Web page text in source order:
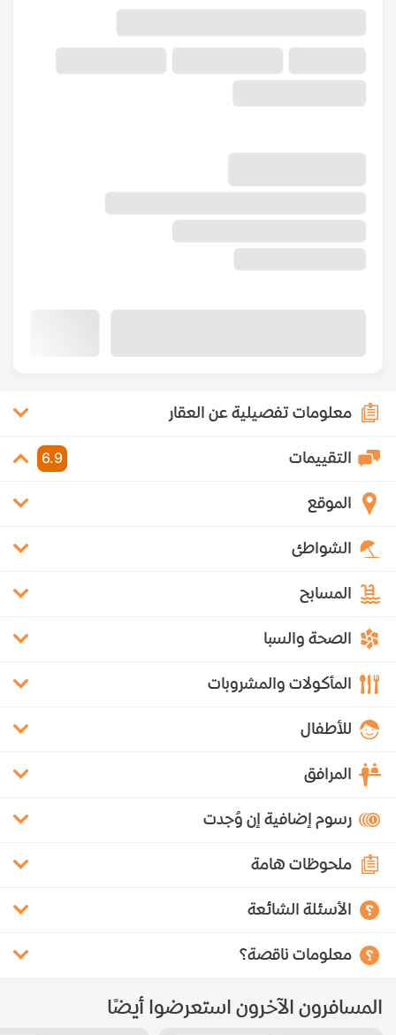
معلومات تفصيلية عن العقار
التقييمات 6.9
الموقع
الشواطئ
المسابح
الصحة والسبا
المأكولات والمشروبات
للأطفال
المرافق
رسوم إضافية إن وُجدت
ملحوظات هامة
الأسئلة الشائعة
معلومات ناقصة؟
المسافرون الآخرون استعرضوا أيضًا